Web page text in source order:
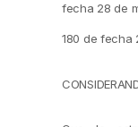
fecha 28 de
180 de fecha